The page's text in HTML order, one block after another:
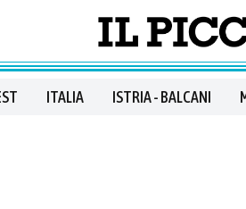
ITALIA ISTRIA - BALCANI